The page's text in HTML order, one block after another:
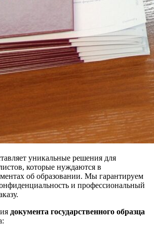
уникальные решения для
которые нуждаются в
об образовании. Мы гарантируем
и профессиональный
документа государственного образца